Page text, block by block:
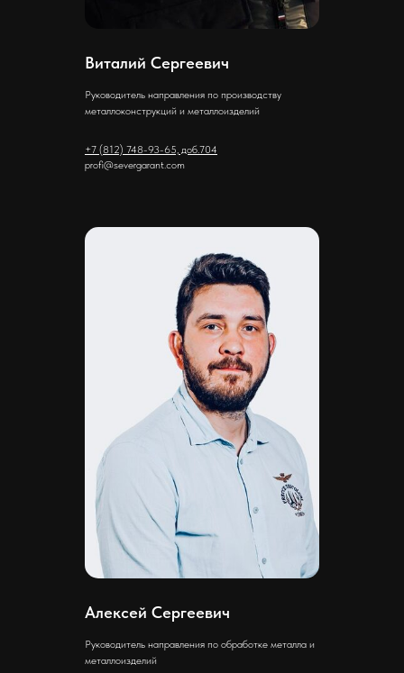
Виталий Сергеевич
Руководитель направления по производству
металлоконструкций и металлоизделий
+7 (812) 748-93-65, доб.704
profi@severgarant.com
Алексей Сергеевич
Руководитель направления по обработке металла и
металлоизделий